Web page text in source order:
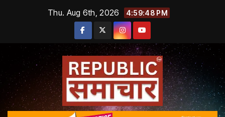
Thu. Aug 6th, 2026 4:59:49 PM